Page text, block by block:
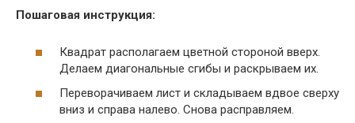
Пошаговая инструкция:
Квадрат располагаем цветной стороной вверх.
Делаем диагональные сгибы и раскрываем их.
Переворачиваем лист и складываем вдвое сверху
вниз и справа налево. Снова расправляем.